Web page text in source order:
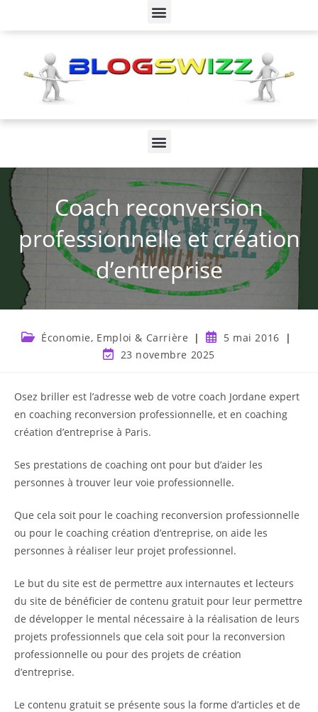
Coach reconversion
professionnelle et création
d’entreprise
Économie, Emploi & Carrière
5 mai 2016
23 novembre 2025
Osez briller est l’adresse web de votre coach Jordane expert
en coaching reconversion professionnelle, et en coaching
création d’entreprise à Paris.
Ses prestations de coaching ont pour but d’aider les
personnes à trouver leur voie professionnelle.
Que cela soit pour le coaching reconversion professionnelle
ou pour le coaching création d’entreprise, on aide les
personnes à réaliser leur projet professionnel.
Le but du site est de permettre aux internautes et lecteurs
du site de bénéficier de contenu gratuit pour leur permettre
de développer le mental nécessaire à la réalisation de leurs
projets professionnels que cela soit pour la reconversion
professionnelle ou pour des projets de création
d’entreprise.
Le contenu gratuit se présente sous la forme d’articles et de